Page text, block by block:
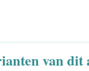
van